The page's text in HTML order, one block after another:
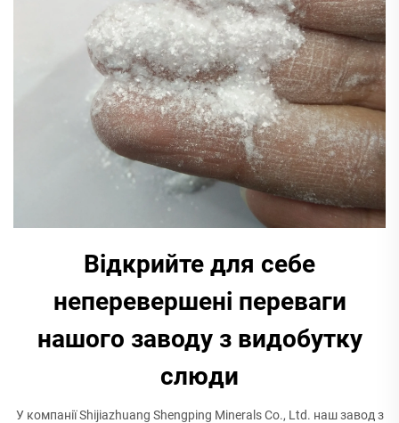
Відкрийте для себе
неперевершені переваги
нашого заводу з видобутку
слюди
У компанії Shijiazhuang Shengping Minerals Co., Ltd. наш завод з